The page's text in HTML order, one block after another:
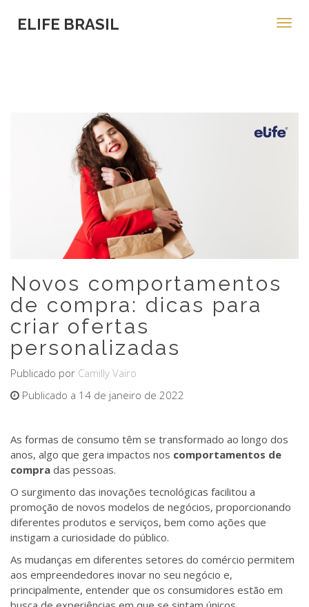
ELIFE BRASIL
Novos comportamentos
de compra: dicas para
criar ofertas
personalizadas
Publicado por Camilly Vairo
Publicado a 14 de janeiro de 2022
As formas de consumo têm se transformado ao longo dos
anos, algo que gera impactos nos comportamentos de
compra das pessoas.
O surgimento das inovações tecnológicas facilitou a
promoção de novos modelos de negócios, proporcionando
diferentes produtos e serviços, bem como ações que
instigam a curiosidade do público.
As mudanças em diferentes setores do comércio permitem
aos empreendedores inovar no seu negócio e,
principalmente, entender que os consumidores estão em